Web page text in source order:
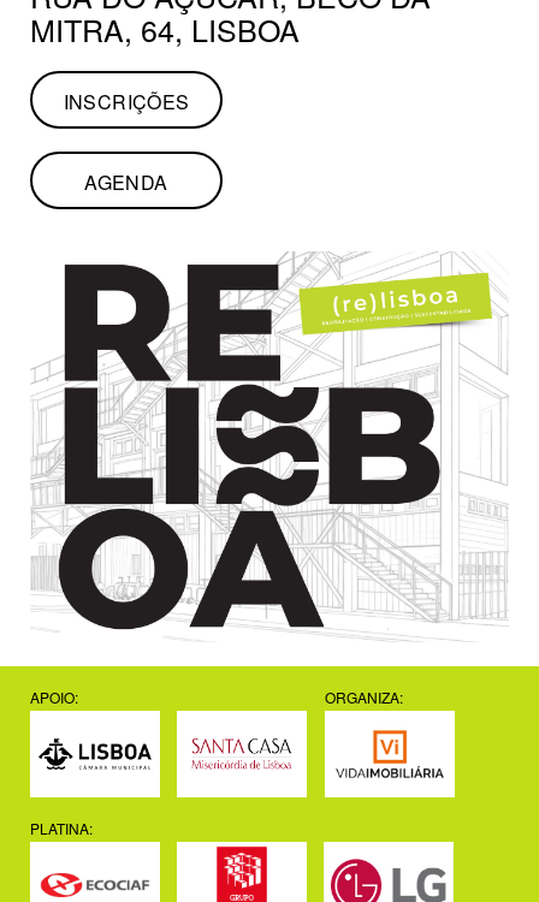
MITRA, 64, LISBOA
INSCRIÇÕES
AGENDA
APOIO: ORGANIZA:
PLATINA: